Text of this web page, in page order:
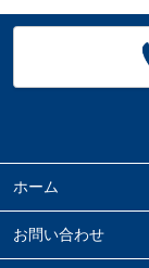
ホーム
お問い合わせ